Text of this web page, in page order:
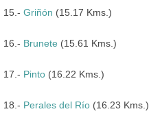
15.- Griñón (15.17 Kms.)
16.- Brunete (15.61 Kms.)
17.- Pinto (16.22 Kms.)
18.- Perales del Río (16.23 Kms.)